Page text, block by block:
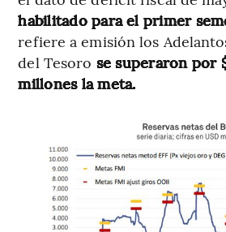
habilitado para el primer
refiere a emisión los
del Tesoro se superaron por
millones la meta.